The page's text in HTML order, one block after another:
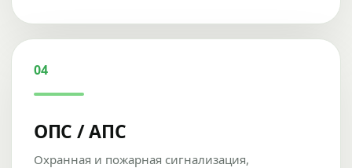
04
ОПС / АПС
Охранная и пожарная сигнализация,